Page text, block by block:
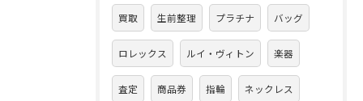
買取 生前整理 プラチナ バッグ
ロレックス ルイ・ヴィトン 楽器
査定 商品券 指輪 ネックレス